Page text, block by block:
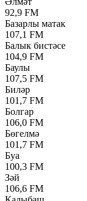
92,9 FM
Базарлы матак
107,1 FM
Балык бистәсе
104,9 FM
Баулы
107,5 FM
Биләр
101,7 FM
Болгар
106,0 FM
Бөгелмә
101,7 FM
Буа
100,3 FM
Зәй
106,6 FM